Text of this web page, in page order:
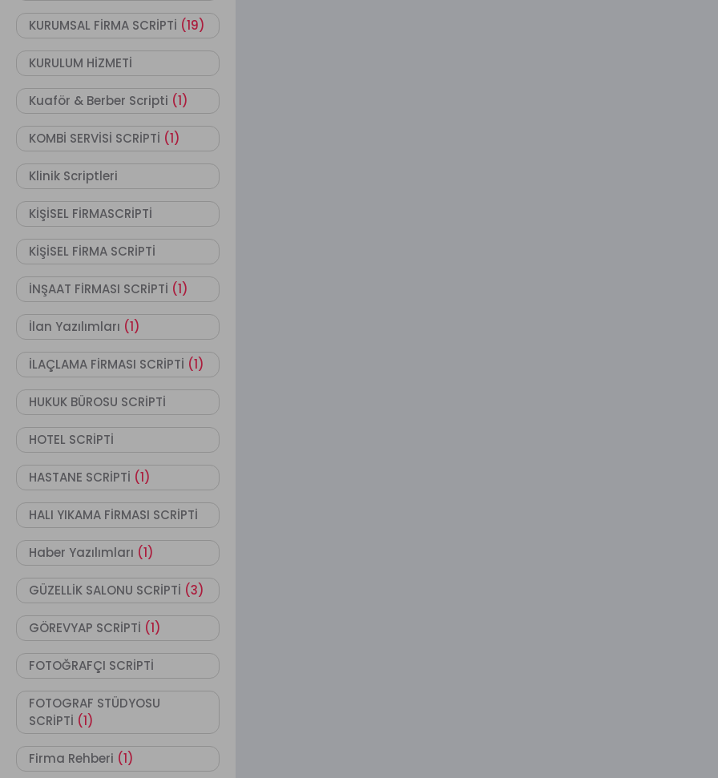
KURUMSAL FİRMA SCRİPTİ (19)
KURULUM HİZMETİ
Kuaför & Berber Scripti (1)
KOMBİ SERVİSİ SCRİPTİ (1)
Klinik Scriptleri
KİŞİSEL FİRMASCRİPTİ
KİŞİSEL FİRMA SCRİPTİ
İNŞAAT FİRMASI SCRİPTİ (1)
İlan Yazılımları (1)
İLAÇLAMA FİRMASI SCRİPTİ (1)
HUKUK BÜROSU SCRİPTİ
HOTEL SCRİPTİ
HASTANE SCRİPTİ (1)
HALI YIKAMA FİRMASI SCRİPTİ
Haber Yazılımları (1)
GÜZELLİK SALONU SCRİPTİ (3)
GÖREVYAP SCRİPTİ (1)
FOTOĞRAFÇI SCRİPTİ
FOTOGRAF STÜDYOSU
SCRİPTİ (1)
Firma Rehberi (1)